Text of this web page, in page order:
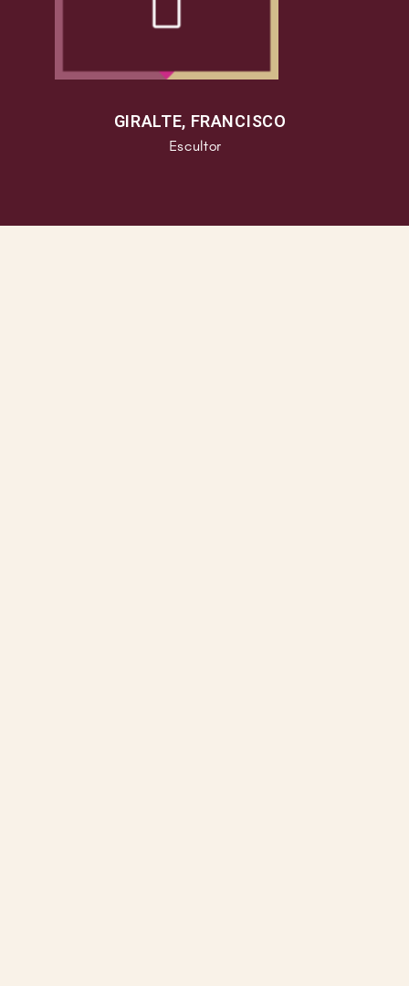
GIRALTE, FRANCISCO
Escultor